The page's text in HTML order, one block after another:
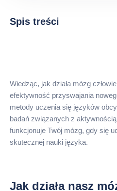
Spis treści
Wiedząc, jak działa mózg
efektywność przyswajania
metody uczenia się języków
badań związanych z
funkcjonuje Twój mózg, gdy się
skutecznej nauki języka.
Jak działa nasz